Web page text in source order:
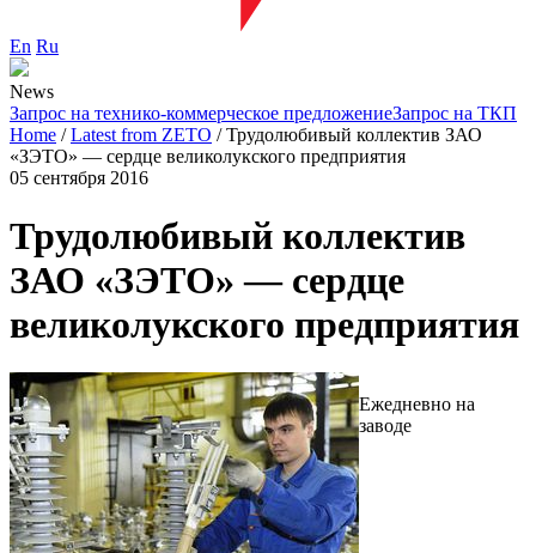
En Ru
News
Запрос на технико-коммерческое предложениеЗапрос на ТКП
Home /Latest from ZETO /Трудолюбивый коллектив ЗАО
«ЗЭТО» — сердце великолукского предприятия
05 сентября 2016
Трудолюбивый коллектив
ЗАО «ЗЭТО» — сердце
великолукского предприятия
Ежедневно на
заводе